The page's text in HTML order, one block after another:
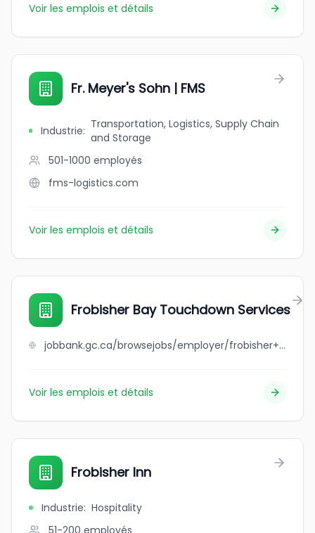
Voir les emplois et détails
Fr. Meyer's Sohn | FMS
Industrie: Transportation, Logistics, Supply Chain
and Storage
501-1000 employés
fms-logistics.com
Voir les emplois et détails
Frobisher Bay Touchdown Services
jobbank.gc.ca/browsejobs/employer/frobisher+bay+touchdown+services/ca
Voir les emplois et détails
Frobisher Inn
Industrie: Hospitality
51-200 employés